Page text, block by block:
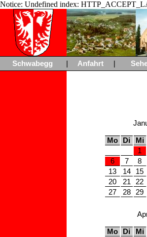
Notice: Undefined index:
Schwabegg Anfahrt
Mo Di Mi
1
6
7 8
13
14 15
20
21 22
27
28 29
Mo Di Mi